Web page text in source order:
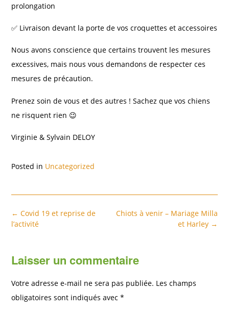
prolongation
✅ Livraison devant la porte de vos croquettes et accessoires
Nous avons conscience que certains trouvent les mesures
excessives, mais nous vous demandons de respecter ces
mesures de précaution.
Prenez soin de vous et des autres ! Sachez que vos chiens
ne risquent rien 😉
Virginie & Sylvain DELOY
Posted in Uncategorized
Post
navigation
Chiots à venir – Mariage Milla
et Harley →
← Covid 19 et reprise de
l’activité
Laisser un commentaire
Votre adresse e-mail ne sera pas publiée. Les champs
obligatoires sont indiqués avec *